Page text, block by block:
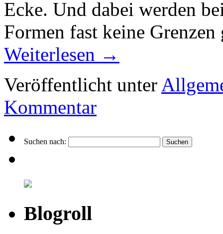
Ecke. Und dabei werden
Formen fast keine
Weiterlesen →
Veröffentlicht unter
Kommentar
Suchen nach:
Blogroll